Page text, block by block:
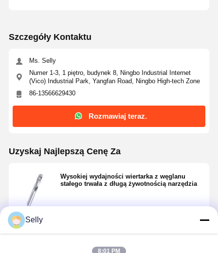
Szczegóły Kontaktu
Ms. Selly
Numer 1-3, 1 piętro, budynek 8, Ningbo Industrial Internet
(Vico) Industrial Park, Yangfan Road, Ningbo High-tech Zone
86-13566629430
Rozmawiaj teraz.
Uzyskaj Najlepszą Cenę Za
Wysokiej wydajności wiertarka z węglanu
stałego trwała z długą żywotnością narzędzia
Selly
8:01 PM